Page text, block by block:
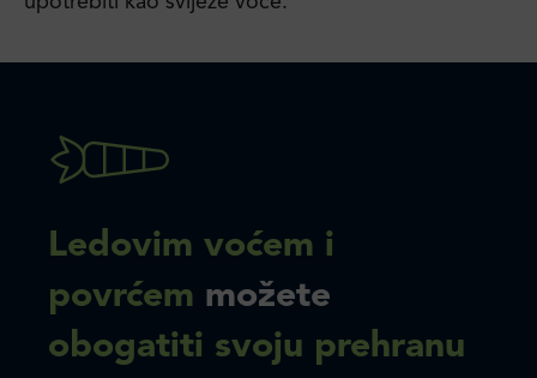
Ledovim voćem i
povrćem možete
obogatiti svoju prehranu